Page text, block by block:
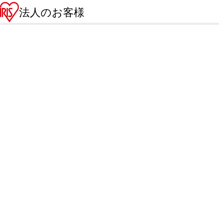
法人のお客様